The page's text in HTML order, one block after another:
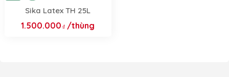
Sika Latex TH 25L
1.500.000 /thùng